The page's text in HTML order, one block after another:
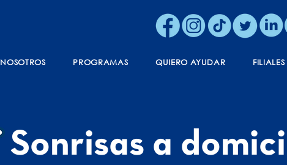
NOSOTROS PROGRAMAS QUIERO AYUDAR FILIALES
Sonrisas a